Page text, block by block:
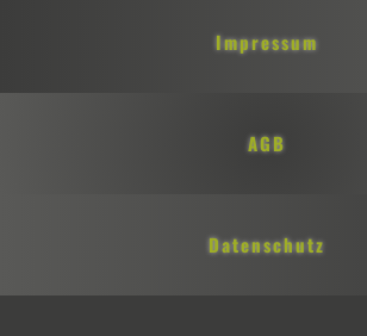
Impressum
AGB
Datenschutz